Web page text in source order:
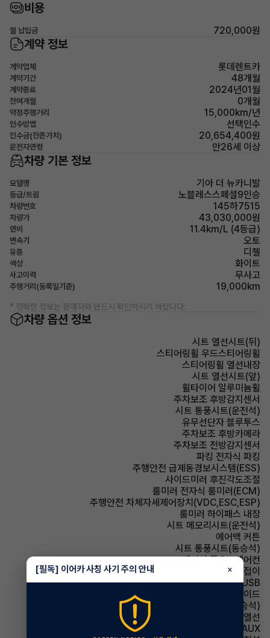
비용
월 납입금 720,000원
계약 정보
계약업체 롯데렌트카
계약기간 48개월
계약종료 2024년01월
잔여개월 0개월
약정주행거리 15,000km/년
인수방법 선택인수
인수금(잔존가치) 20,654,400원
운전자연령 만26세 이상
차량 기본 정보
모델명 기아 더 뉴카니발
등급/트림 노블레스스페셜9인승
차량번호 145하7515
차량가 43,030,000원
연비 11.4km/L (4등급)
변속기 오토
유종 디젤
색상 화이트
사고이력 무사고
주행거리(등록일기준) 19,000km
* 정확한 정보는 판매자와 반드시 확인하시기 바랍니다.
차량 옵션 정보
시트 열선시트(뒤)
스티어링휠 우드스티어링휠
스티어링휠 열선내장
시트 열선시트(앞)
휠타이어 알루미늄휠
주차보조 후방감지센서
시트 통풍시트(운전석)
유무선단자 블루투스
주차보조 후방카메라
주차보조 전방감지센서
파킹 전자식 파킹
주행안전 급제동경보시스템(ESS)
사이드미러 후진각도조절
룸미러 전자식 룸미러(ECM)
주행안전 차체자세제어장치(VDC,ESC,ESP)
룸미러 하이패스 내장
시트 메모리시트(운전석)
에어백 커튼
시트 통풍시트(동승석)
에어컨 풀오토에어컨
사이드미러 전동접이
유무선단자 USB
에어백 사이드
시트 전동시트(동승석)
사이드미러 열선
유무선단자 AUX
[필독] 이어카 사칭 사기 주의 안내 ×